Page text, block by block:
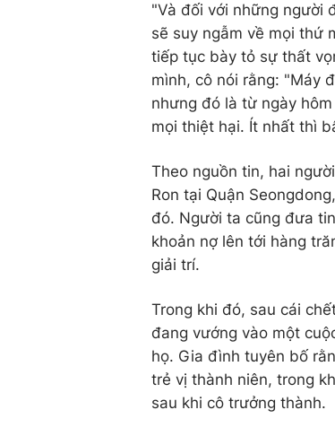
"Và đối với những người
sẽ suy ngẫm về mọi thứ
tiếp tục bày tỏ sự thất
mình, cô nói rằng: "Máy
nhưng đó là từ ngày
mọi thiệt hại. Ít nhất thì
Theo nguồn tin, hai
Ron tại Quận
đó. Người ta cũng đưa
khoản nợ lên tới hàng
giải trí.
Trong khi đó, sau cái
đang vướng vào một
họ. Gia đình tuyên bố
trẻ vị thành niên, trong
sau khi cô trưởng thành.